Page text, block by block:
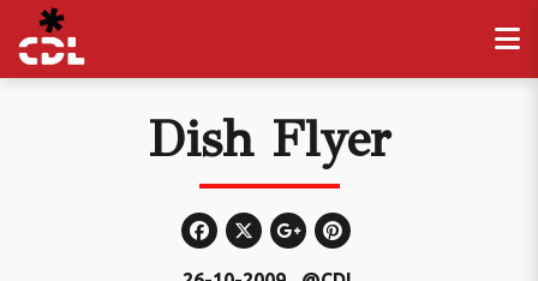
Dish Flyer